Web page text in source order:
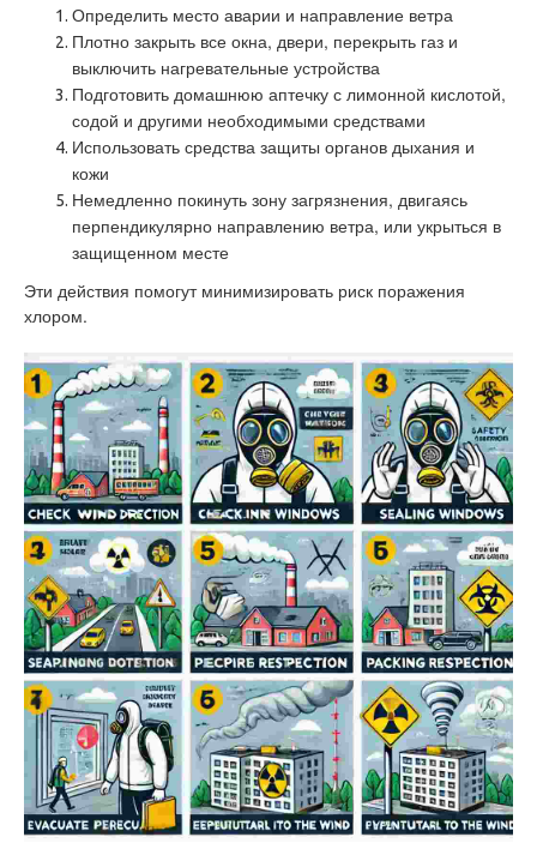
Определить место аварии и направление ветра
Плотно закрыть все окна, двери, перекрыть газ и
выключить нагревательные устройства
Подготовить домашнюю аптечку с лимонной кислотой,
содой и другими необходимыми средствами
Использовать средства защиты органов дыхания и
кожи
Немедленно покинуть зону загрязнения, двигаясь
перпендикулярно направлению ветра, или укрыться в
защищенном месте
Эти действия помогут минимизировать риск поражения
хлором.